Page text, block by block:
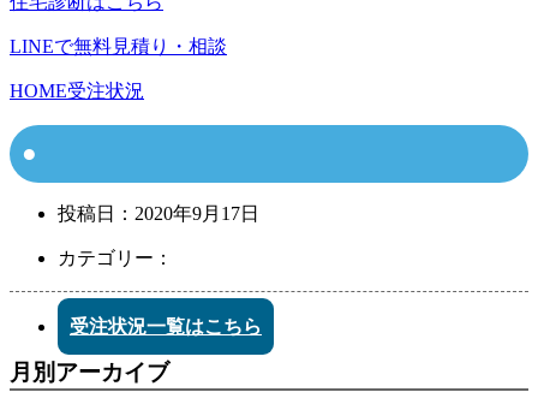
LINEで無料見積り・相談
HOME受注状況
投稿日： 2020年9月17日
カテゴリー：
受注状況一覧はこちら
月別アーカイブ